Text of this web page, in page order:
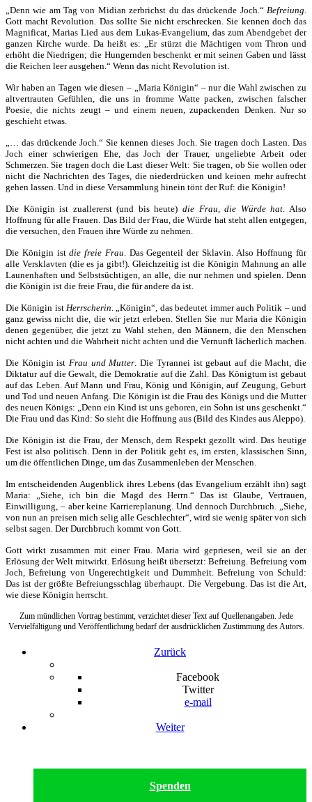
„Denn wie am Tag von Midian zerbrichst du das drückende Joch.“ Befreiung.
Gott macht Revolution. Das sollte Sie nicht erschrecken. Sie kennen doch das
Magnificat, Marias Lied aus dem Lukas-Evangelium, das zum Abendgebet der
ganzen Kirche wurde. Da heißt es: „Er stürzt die Mächtigen vom Thron und
erhöht die Niedrigen; die Hungernden beschenkt er mit seinen Gaben und lässt
die Reichen leer ausgehen.“ Wenn das nicht Revolution ist.
Wir haben an Tagen wie diesen – „Maria Königin“ – nur die Wahl zwischen zu
altvertrauten Gefühlen, die uns in fromme Watte packen, zwischen falscher
Poesie, die nichts zeugt – und einem neuen, zupackenden Denken. Nur so
geschieht etwas.
„… das drückende Joch.“ Sie kennen dieses Joch. Sie tragen doch Lasten. Das
Joch einer schwierigen Ehe, das Joch der Trauer, ungeliebte Arbeit oder
Schmerzen. Sie tragen doch die Last dieser Welt: Sie tragen, ob Sie wollen oder
nicht die Nachrichten des Tages, die niederdrücken und keinen mehr aufrecht
gehen lassen. Und in diese Versammlung hinein tönt der Ruf: die Königin!
Die Königin ist zuallererst (und bis heute)die Frau, die Würde hat. Also
Hoffnung für alle Frauen. Das Bild der Frau, die Würde hat steht allen entgegen,
die versuchen, den Frauen ihre Würde zu nehmen.
Die Königin istdie freie Frau. Das Gegenteil der Sklavin. Also Hoffnung für
alle Versklavten (die es ja gibt!). Gleichzeitig ist die Königin Mahnung an alle
Launenhaften und Selbstsüchtigen, an alle, die nur nehmen und spielen. Denn
die Königin ist die freie Frau, die für andere da ist.
Die Königin istHerrscherin. „Königin“, das bedeutet immer auch Politik – und
ganz gewiss nicht die, die wir jetzt erleben. Stellen Sie nur Maria die Königin
denen gegenüber, die jetzt zu Wahl stehen, den Männern, die den Menschen
nicht achten und die Wahrheit nicht achten und die Vernunft lächerlich machen.
Die Königin istFrau und Mutter. Die Tyrannei ist gebaut auf die Macht, die
Diktatur auf die Gewalt, die Demokratie auf die Zahl. Das Königtum ist gebaut
auf das Leben. Auf Mann und Frau, König und Königin, auf Zeugung, Geburt
und Tod und neuen Anfang. Die Königin ist die Frau des Königs und die Mutter
des neuen Königs: „Denn ein Kind ist uns geboren, ein Sohn ist uns geschenkt.“
Die Frau und das Kind: So sieht die Hoffnung aus (Bild des Kindes aus Aleppo).
Die Königin ist die Frau, der Mensch, dem Respekt gezollt wird. Das heutige
Fest ist also politisch. Denn in der Politik geht es, im ersten, klassischen Sinn,
um die öffentlichen Dinge, um das Zusammenleben der Menschen.
Im entscheidenden Augenblick ihres Lebens (das Evangelium erzählt ihn) sagt
Maria: „Siehe, ich bin die Magd des Herrn.“ Das ist Glaube, Vertrauen,
Einwilligung, – aber keine Karriereplanung. Und dennoch Durchbruch. „Siehe,
von nun an preisen mich selig alle Geschlechter“, wird sie wenig später von sich
selbst sagen. Der Durchbruch kommt von Gott.
Gott wirkt zusammen mit einer Frau. Maria wird gepriesen, weil sie an der
Erlösung der Welt mitwirkt. Erlösung heißt übersetzt: Befreiung. Befreiung vom
Joch, Befreiung von Ungerechtigkeit und Dummheit. Befreiung von Schuld:
Das ist der größte Befreiungsschlag überhaupt. Die Vergebung. Das ist die Art,
wie diese Königin herrscht.
Zum mündlichen Vortrag bestimmt, verzichtet dieser Text auf Quellenangaben. Jede
Vervielfältigung und Veröffentlichung bedarf der ausdrücklichen Zustimmung des Autors.
Zurück
Facebook
Twitter
e-mail
Weiter
Spenden